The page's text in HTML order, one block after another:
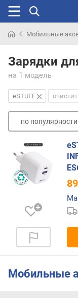
раньше
Мобильные
Зарядки
на 1 модель
eSTUFF
по популярности
п
п
о
у
л
я
н
с
Мобильные